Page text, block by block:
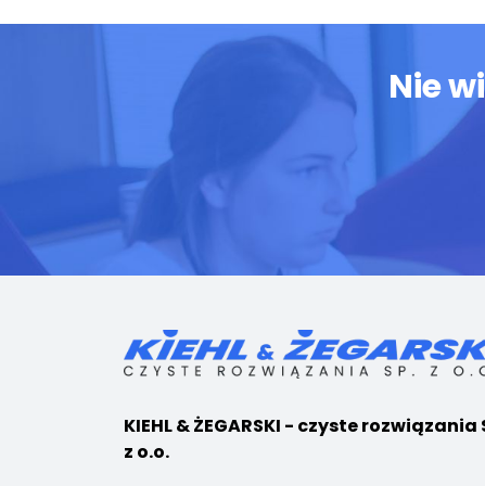
Nie
KIEHL & ŻEGARSKI - czyste rozwiązania
z o.o.